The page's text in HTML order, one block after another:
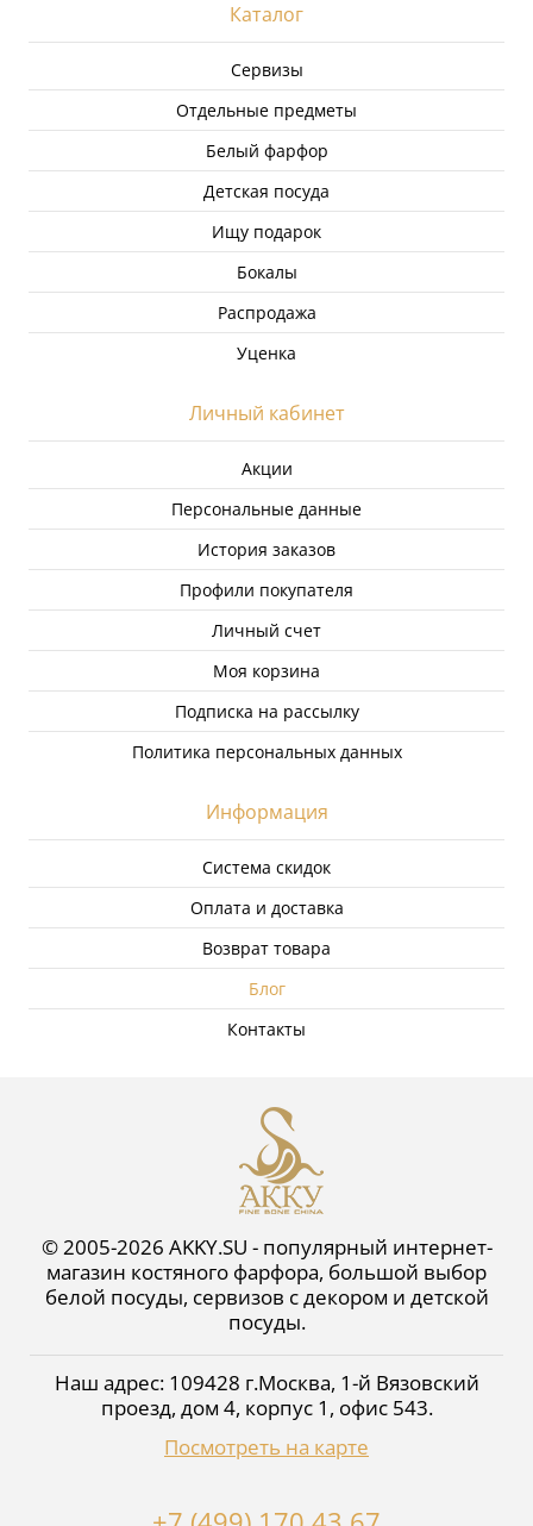
Каталог
Сервизы
Отдельные предметы
Белый фарфор
Детская посуда
Ищу подарок
Бокалы
Распродажа
Уценка
Личный кабинет
Акции
Персональные данные
История заказов
Профили покупателя
Личный счет
Моя корзина
Подписка на рассылку
Политика персональных данных
Информация
Система скидок
Оплата и доставка
Возврат товара
Блог
Контакты
© 2005-2026 AKKY.SU - популярный интернет-
магазин костяного фарфора, большой выбор
белой посуды, сервизов с декором и детской
посуды.
Наш адрес: 109428 г.Москва, 1-й Вязовский
проезд, дом 4, корпус 1, офис 543.
Посмотреть на карте